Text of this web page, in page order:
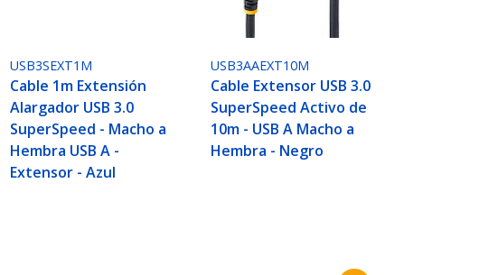
USB3SEXT1M
Cable 1m Extensión
Alargador USB 3.0
SuperSpeed - Macho a
Hembra USB A -
Extensor - Azul
USB3AAEXT10M
Cable Extensor USB 3.0
SuperSpeed Activo de
10m - USB A Macho a
Hembra - Negro